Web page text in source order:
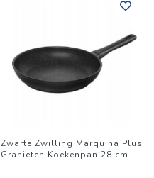
Zwarte Zwilling Marquina Plus
Granieten Koekenpan 28 cm